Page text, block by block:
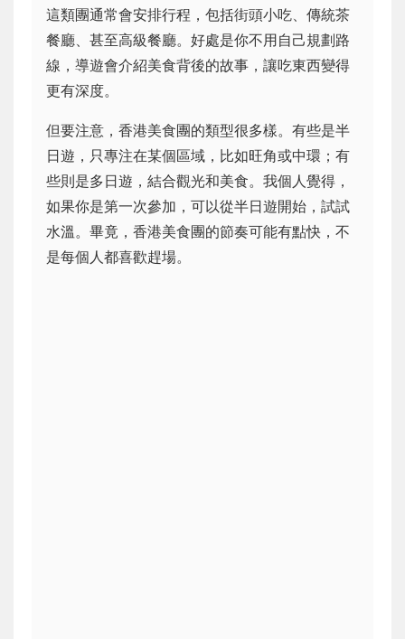
這類團通常會安排行程，包括街頭小吃、傳統茶
餐廳、甚至高級餐廳。好處是你不用自己規劃路
線，導遊會介紹美食背後的故事，讓吃東西變得
更有深度。
但要注意，香港美食團的類型很多樣。有些是半
日遊，只專注在某個區域，比如旺角或中環；有
些則是多日遊，結合觀光和美食。我個人覺得，
如果你是第一次參加，可以從半日遊開始，試試
水溫。畢竟，香港美食團的節奏可能有點快，不
是每個人都喜歡趕場。